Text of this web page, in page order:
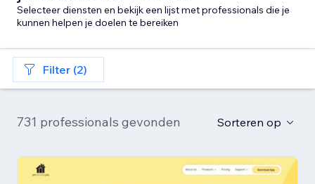
Selecteer diensten en bekijk een lijst met professionals die je
kunnen helpen je doelen te bereiken
Filter (2)
731 professionals gevonden Sorteren op